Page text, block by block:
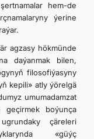
hem-de
ýerine
agzasy hökmünde
daýanmak bilen,
filosofiýasyny
kepili» atly ýörelgä
umumadamzat
geçirmek boýunça
çäreleri
«güýç